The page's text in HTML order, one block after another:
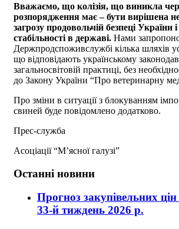
Вважаємо, що колізія, що виникла
розпорядження має – бути вирішена
загрозу продовольчій безпеці України і
стабільності в державі. Нами
Держпродспоживслужбі кілька шляхів
що відповідають українському
загальносвітовій практиці, без
до Закону України “Про ветеринарну
Про зміни в ситуації з блокуванням
свиней буде повідомлено додатково.
Прес-служба
Асоціації “Мʼясної галузі”
Останні новини
Прогноз закупівельних
33-й тиждень 2026 р.